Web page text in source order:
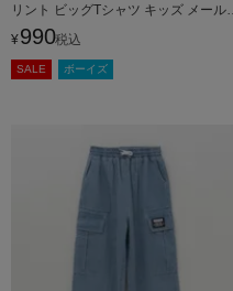
リント ビッグTシャツ キッズ メール便
対応商品
¥ 990税込
SALE ボーイズ